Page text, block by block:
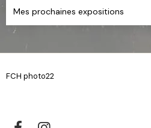
Mes prochaines expositions
FCH photo22